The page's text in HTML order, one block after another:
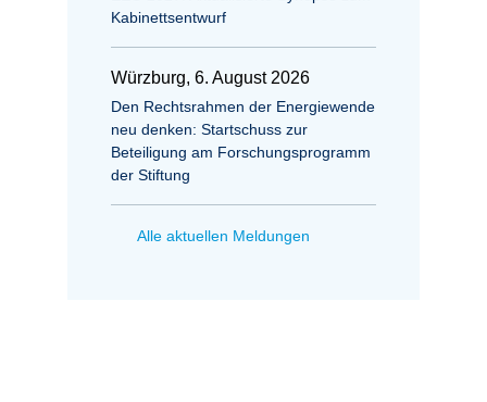
Kabinettsentwurf
Würzburg, 6. August 2026
Den Rechtsrahmen der Energiewende
neu denken: Startschuss zur
Beteiligung am Forschungsprogramm
der Stiftung
Alle aktuellen Meldungen